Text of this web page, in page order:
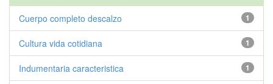
1
Cuerpo completo descalzo
1
Cultura vida cotidiana
1
Indumentaria caracteristica